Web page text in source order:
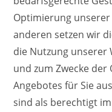
Optimierung
anderen setzen wir
die Nutzung unserer
und zum Zwecke
Angebotes für Sie
sind als berechtigt